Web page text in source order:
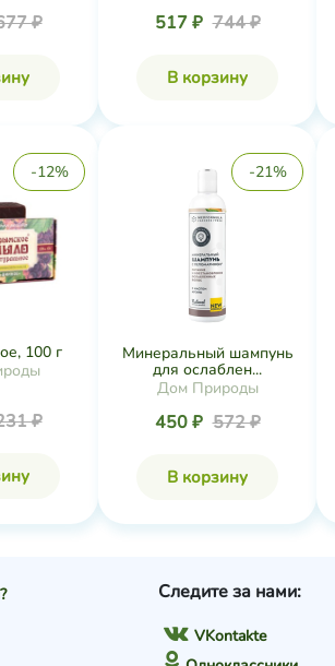
₽ 517 ₽ 744 ₽
В корзину
-12%
100 г
₽
-21%
Минеральный шампунь
для ослаблен...
Дом Природы
450 ₽ 572 ₽
В корзину
Следите за нами:
VKontakte